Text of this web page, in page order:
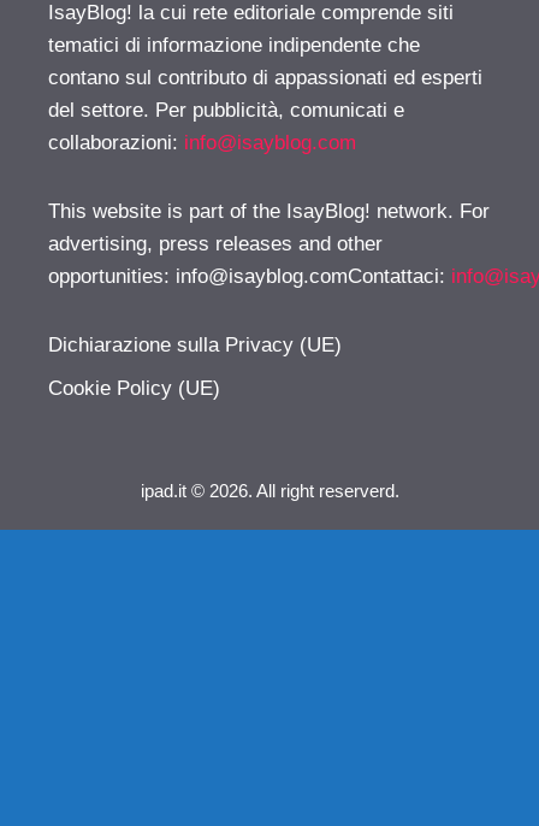
IsayBlog! la cui rete editoriale comprende siti
tematici di informazione indipendente che
contano sul contributo di appassionati ed esperti
del settore. Per pubblicità, comunicati e
collaborazioni: info@isayblog.com
This website is part of the IsayBlog! network. For
advertising, press releases and other
opportunities: info@isayblog.comContattaci:
Dichiarazione sulla Privacy (UE)
Cookie Policy (UE)
ipad.it © 2026. All right reserverd.